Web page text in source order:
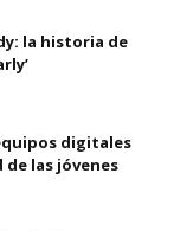
la historia de
digitales
las jóvenes